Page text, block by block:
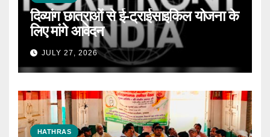
दिव्यांग छात्राओं से ई-ट्राईसाइकिल योजना के
लिए मांगे आवेदन
JULY 27, 2026
HATHRAS